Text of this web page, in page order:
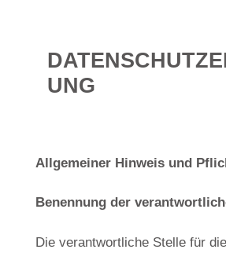
UNG
Allgemeiner Hinweis und
Benennung der
Die verantwortliche Stelle für die